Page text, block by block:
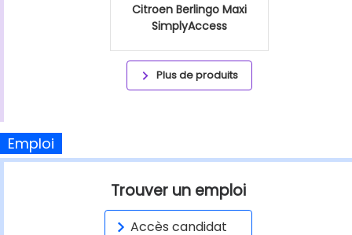
Citroen Berlingo Maxi
SimplyAccess
Plus de produits
Emploi
Trouver un emploi
Accès candidat